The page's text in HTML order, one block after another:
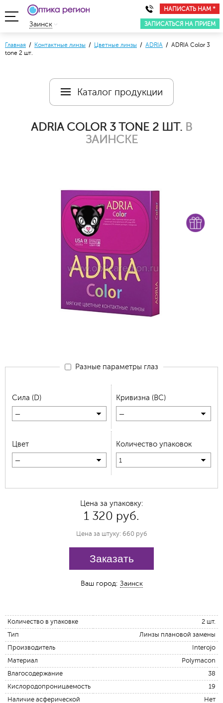
НАПИСАТЬ НАМ *
ЗАПИСАТЬСЯ НА ПРИЕМ
Заинск
Главная / Контактные линзы / Цветные линзы / ADRIA / ADRIA Color 3
tone 2 шт.
Каталог продукции
ADRIA COLOR 3 TONE 2 ШТ. В
ЗАИНСКЕ
Разные параметры глаз
Сила (D)
—
Кривизна (BC)
—
Цвет
—
Количество упаковок
1
Цена за упаковку:
1 320 руб.
Цена за штуку: 660 руб
Заказать
Ваш город: Заинск
Количество в упаковке
2 шт.
Тип
Линзы плановой замены
Производитель
Interojo
Материал
Polymacon
Влагосодержание
38
Кислородопроницаемость
19
Наличие асферической
Нет